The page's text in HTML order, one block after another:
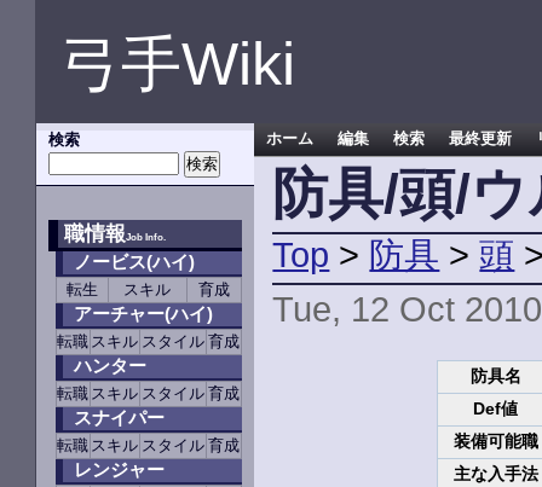
弓手Wiki
検索
職情報Job Info.
ノービス(ハイ)
転生 スキル 育成
アーチャー(ハイ)
転職 スキル スタイル 育成
ハンター
転職 スキル スタイル 育成
スナイパー
転職 スキル スタイル 育成
レンジャー
ホーム 編集 検索 最終更新
防具/頭/
Top > 防具 >頭
Tue, 12 Oct
防具名
Def値
装備可能職
主な入手法